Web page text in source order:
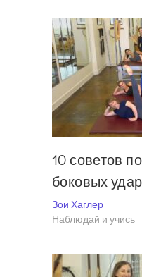
10 советов
боковых
Зои Хаглер
Наблюдай и учись